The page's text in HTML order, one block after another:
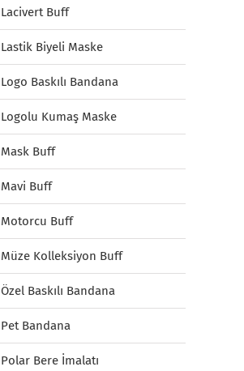
Lacivert Buff
Lastik Biyeli Maske
Logo Baskılı Bandana
Logolu Kumaş Maske
Mask Buff
Mavi Buff
Motorcu Buff
Müze Kolleksiyon Buff
Özel Baskılı Bandana
Pet Bandana
Polar Bere İmalatı